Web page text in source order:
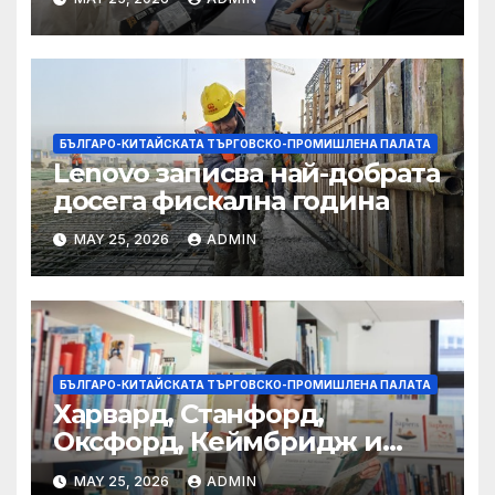
полза за кафе индустрията
БЪЛГАРО-КИТАЙСКАТА ТЪРГОВСКО-ПРОМИШЛЕНА ПАЛАТА
Lenovo записва най-добрата
досега фискална година
MAY 25, 2026 ADMIN
БЪЛГАРО-КИТАЙСКАТА ТЪРГОВСКО-ПРОМИШЛЕНА ПАЛАТА
Харвард, Станфорд,
Оксфорд, Кеймбридж и
други: как ръководството
MAY 25, 2026 ADMIN